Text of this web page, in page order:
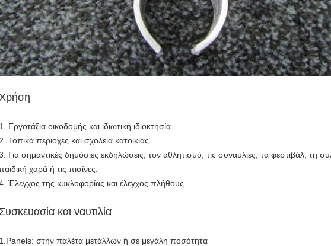
1. Εργοτάξια οικοδομής και ιδιωτική ιδιοκτησία
2. Τοπικά περιοχές και σχολεία κατοικίας
Για σημαντικές δημόσιες εκδηλώσεις, τον αθλητισμό, τις συναυλίες, τα φεστιβάλ, τη
χαρά ή τις πισίνες.
Έλεγχος της κυκλοφορίας και έλεγχος πλήθους.
Συσκευασία και ναυτιλία
1.Panels: στην παλέτα μετάλλων ή σε μεγάλη ποσότητα